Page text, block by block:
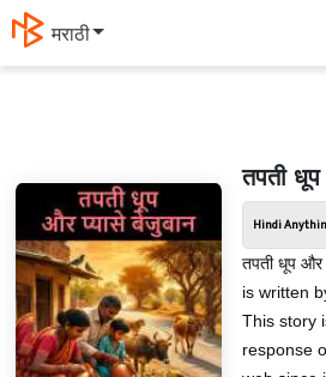
मराठी
तपती
Hindi
तपती धूप
is written
This story
response